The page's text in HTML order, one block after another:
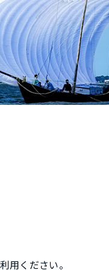
用ください。